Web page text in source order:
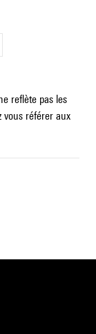
reflète pas les
vous référer aux